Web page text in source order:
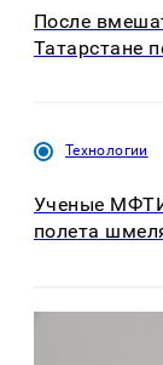
После
Татарстане
Технологии
Ученые МФТИ
полета